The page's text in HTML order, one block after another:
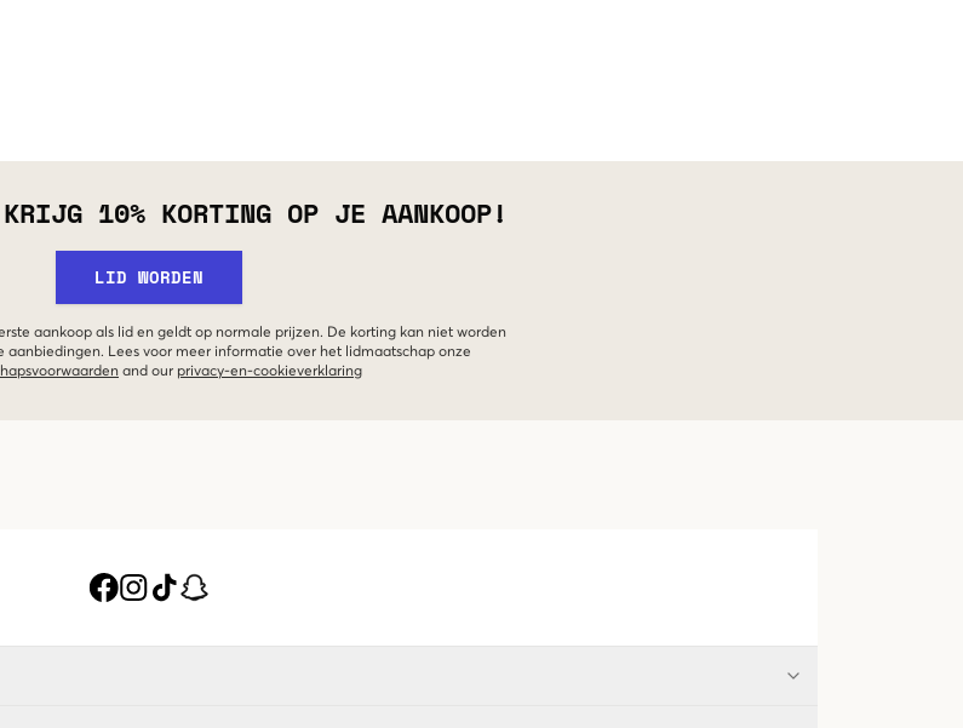
10% KORTING OP JE AANKOOP!
LID WORDEN
aankoop als lid en geldt op normale prijzen. De korting kan niet worden
aanbiedingen. Lees voor meer informatie over het lidmaatschap onze
and our privacy-en-cookieverklaring